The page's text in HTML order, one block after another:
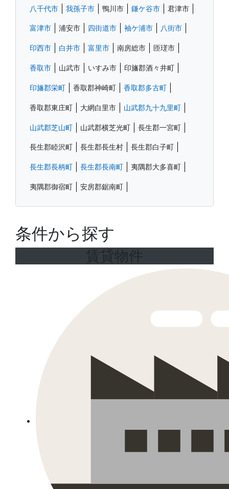
八千代市 我孫子市 鴨川市 鎌ケ谷市 君津市
富津市 浦安市 四街道市 袖ケ浦市 八街市
印西市 白井市 富里市 南房総市 匝瑳市
香取市 山武市 いすみ市 印旛郡酒々井町
印旛郡栄町 香取郡神崎町 香取郡多古町
香取郡東庄町 大網白里市 山武郡九十九里町
山武郡芝山町 山武郡横芝光町 長生郡一宮町
長生郡睦沢町 長生郡長生村 長生郡白子町
長生郡長柄町 長生郡長南町 夷隅郡大多喜町
夷隅郡御宿町 安房郡鋸南町
条件から探す
賃貸物件